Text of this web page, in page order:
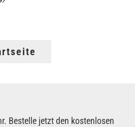
Bestelle jetzt den kostenlosen